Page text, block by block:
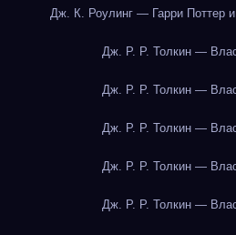
Дж. К. Роулинг — Гарри Поттер
Дж. Р. Р. Толкин —
Дж. Р. Р. Толкин —
Дж. Р. Р. Толкин —
Дж. Р. Р. Толкин —
Дж. Р. Р. Толкин —